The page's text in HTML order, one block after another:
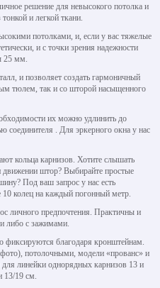
решение для невысокого потолка и
и легкой ткани.
потолками, и, если у вас тяжелые
и с точки зрения надежности
25 мм.
и позволяет создать гармоничный
тюлем, так и со шторой насыщенного
их можно удлинить до
. Для эркерного окна у нас
кольца карнизов. Хотите слышать
движении штор? Выбирайте простые
Под ваш запрос у нас есть
колец на каждый погонный метр.
личного предпочтения. Практичны и
либо с зажимами.
фиксируются благодаря кронштейнам.
потолочными, модели «прованс» и
линейки однорядных карнизов 13 и
13/19 см.